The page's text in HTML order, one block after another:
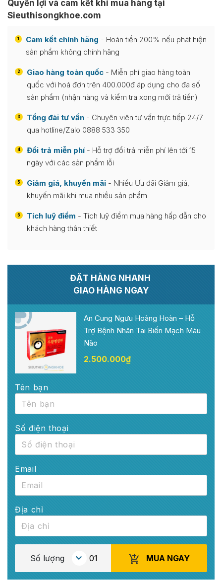
Quyền lợi và cam kết khi mua hàng tại
Sieuthisongkhoe.com
1 Cam kết chính hãng - Hoàn tiền 200% nếu phát hiện
sản phẩm không chính hãng
2 Giao hàng toàn quốc - Miễn phí giao hàng toàn
quốc với hoá đơn trên 400.000đ áp dụng cho đa số
sản phẩm (nhận hàng và kiểm tra xong mới trả tiền)
3 Tổng đài tư vấn - Chuyên viên tư vấn trực tiếp 24/7
qua hotline/Zalo 0888 533 350
4 Đổi trả miễn phí - Hỗ trợ đổi trả miễn phí lên tới 15
ngày với các sản phẩm lỗi
5 Giảm giá, khuyến mãi - Nhiều Ưu đãi Giảm giá,
khuyến mãi khi mua nhiều sản phẩm
6 Tích luỹ điểm - Tích luỹ điểm mua hàng hấp dẫn cho
khách hàng thân thiết
ĐẶT HÀNG NHANH
GIAO HÀNG NGAY
An Cung Ngưu Hoàng Hoàn – Hỗ
Trợ Bệnh Nhân Tai Biến Mạch Máu
Não
2.500.000₫
Tên bạn
Số điện thoại
Email
Địa chỉ
Số lượng MUA NGAY